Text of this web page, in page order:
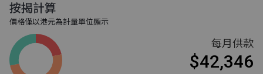
按揭計算
價格僅以港元為計量單位顯示
每月供款
$42,346